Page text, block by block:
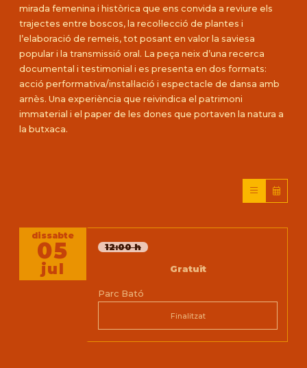
mirada femenina i històrica que ens convida a reviure els
trajectes entre boscos, la recol·lecció de plantes i
l’elaboració de remeis, tot posant en valor la saviesa
popular i la transmissió oral. La peça neix d’una recerca
documental i testimonial i es presenta en dos formats:
acció performativa/instal·lació i espectacle de dansa amb
arnès. Una experiència que reivindica el patrimoni
immaterial i el paper de les dones que portaven la natura a
la butxaca.
dissabte
05
jul
12:00 h
Gratuït
Parc Bató
Finalitzat